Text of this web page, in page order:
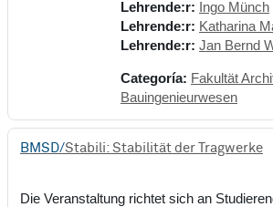
Lehrende:r:
Ingo Münch
Lehrende:r: Katharina
Lehrende:r: Jan Bernd
Categoría: Fakultät
Bauingenieurwesen
BMSD/Stabili: Stabilität der Tragwerke
Die Veranstaltung richtet sich an